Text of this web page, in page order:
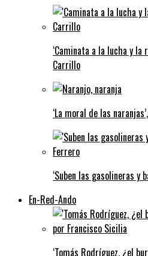
‘Caminata a la lucha y la
Carrillo
‘La moral de las
‘Suben las gasolineras y
En-Red-Ando
‘Tomás Rodríguez, ¿el